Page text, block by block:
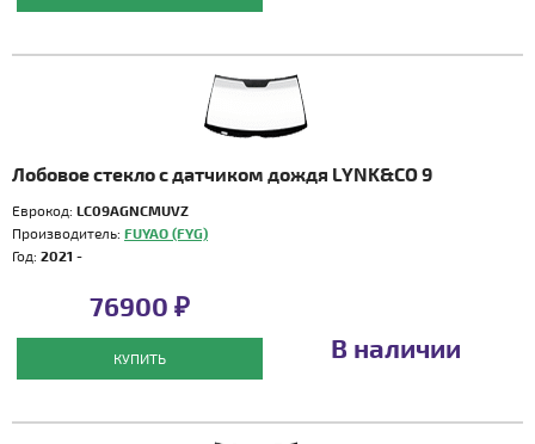
Лобовое стекло с датчиком дождя LYNK&CO 9
Еврокод: LC09AGNCMUVZ
Производитель: FUYAO (FYG)
Год: 2021 -
76900 ₽
КУПИТЬ В наличии